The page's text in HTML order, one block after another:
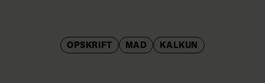
OPSKRIFT MAD KALKUN